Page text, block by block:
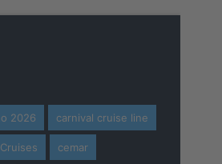
2026 carnival cruise line
cemar